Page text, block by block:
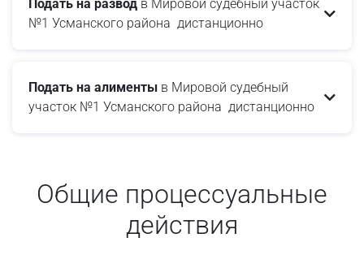
Подать на развод в Мировой судебный участок
№1 Усманского района дистанционно
Подать на алименты в Мировой судебный
участок №1 Усманского района дистанционно
Общие процессуальные
действия